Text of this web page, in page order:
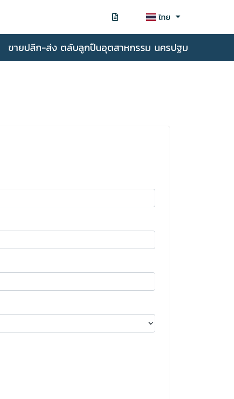
ไทย
ขายปลีก-ส่ง ตลับลูกปืนอุตสาหกรรม นครปฐม